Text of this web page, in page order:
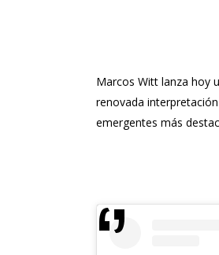
Marcos Witt lanza hoy
renovada
emergentes más